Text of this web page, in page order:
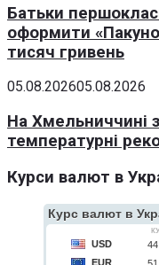
Батьки
оформити
тисяч гривень
05.08.202605.08.2026
На Хмельниччині
температурні
Курси валют в